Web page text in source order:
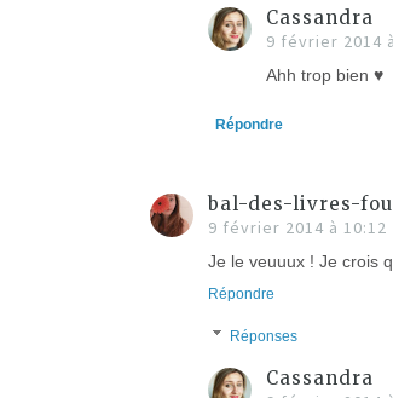
Cassandra
9 février 2014
Ahh trop bien ♥
Répondre
bal-des-livres-
9 février 2014 à 10:12
Je le veuuux ! Je crois
Répondre
Réponses
Cassandra